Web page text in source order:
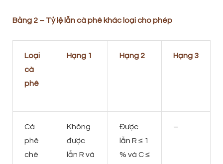
Bảng 2 – Tỷ lệ lẫn cà phê khác loại cho phép
Loại
cà
phê
Hạng 1 Hạng 2 Hạng 3
Cà
phê
chè
Không
được
lẫn R và
Được
lẫn R ≤ 1
% và C ≤
–